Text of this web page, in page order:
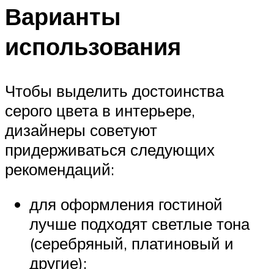
Варианты
использования
Чтобы выделить достоинства
серого цвета в интерьере,
дизайнеры советуют
придерживаться следующих
рекомендаций:
для оформления гостиной
лучше подходят светлые тона
(серебряный, платиновый и
другие);